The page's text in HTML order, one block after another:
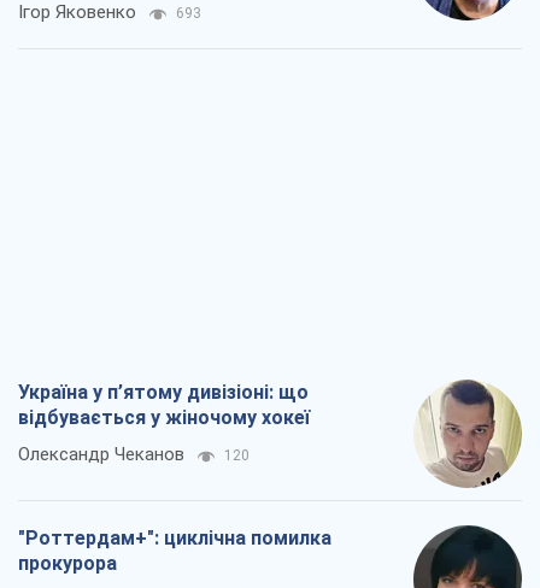
Ігор Яковенко 693
Україна у п’ятому дивізіоні: що
відбувається у жіночому хокеї
Олександр Чеканов 120
"Роттердам+": циклічна помилка
прокурора